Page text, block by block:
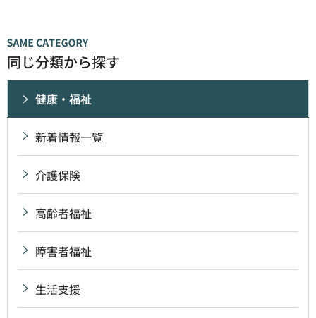
同じ分類から探す
健康・福祉
新着情報一覧
介護保険
高齢者福祉
障害者福祉
生活支援